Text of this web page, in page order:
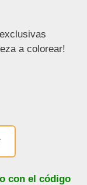
a colorear!
con el código